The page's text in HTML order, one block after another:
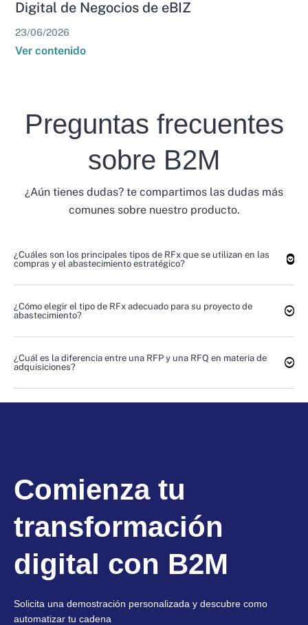
Digital de Negocios de eBIZ
23/06/2026
Ver contenido
Preguntas frecuentes
sobre B2M
¿Aún tienes dudas? te compartimos las dudas más
comunes sobre nuestro producto.
¿Cuáles son los principales tipos de RFx que se utilizan en las
compras y el abastecimiento estratégico?
¿Cómo elegir el tipo de RFx adecuado para su proyecto de
abastecimiento?
¿Cuál es la diferencia entre una RFP y una RFQ en materia de
adquisiciones?
Comienza tu
transformación
digital con B2M
Solicita una demostración personalizada y descubre como
automatizar tu cadena